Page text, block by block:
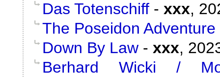
Das Totenschiff - xxx,
The Poseidon Adventure
Down By Law - xxx,
Berhard Wicki /